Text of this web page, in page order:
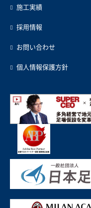
施工実績
採用情報
お問い合わせ
個人情報保護方針